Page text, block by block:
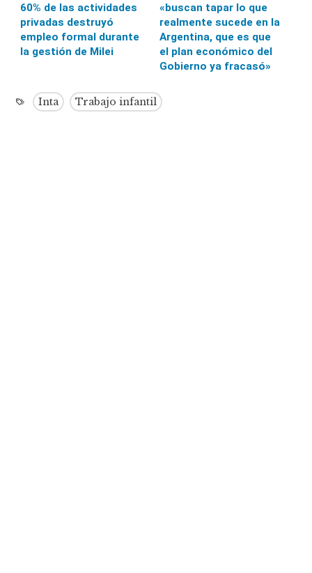
60% de las actividades
privadas destruyó
empleo formal durante
la gestión de Milei
«buscan tapar lo que
realmente sucede en la
Argentina, que es que
el plan económico del
Gobierno ya fracasó»
Inta Trabajo infantil